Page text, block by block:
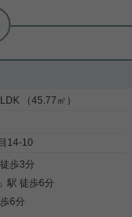
ション！ネット無
まで徒歩3分と近場にコン
室内設備は洗面所独立・
り、とても充実していま
能な物件になっておりま
ス・クロゼットなどが備
類や日用品の収納に重宝
力のマンションです。こ
（45.77㎡）
14-10
歩3分
」駅 徒歩6分
6分